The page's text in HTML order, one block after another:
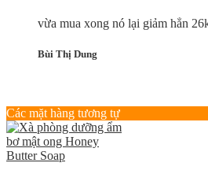
vừa mua xong nó lại giảm hẳn
Bùi Thị Dung
Các mặt hàng tương tự